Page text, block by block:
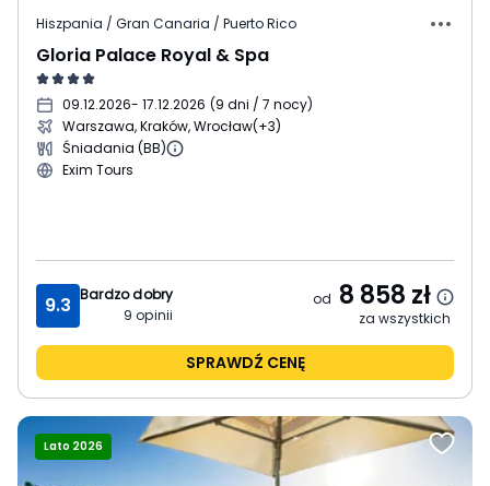
Hiszpania / Gran Canaria / Puerto Rico
Gloria Palace Royal & Spa
09.12.2026- 17.12.2026 (9 dni / 7 nocy)
Warszawa, Kraków, Wrocław(+3)
Śniadania (BB)
Exim Tours
9.3 Bardzo dobry
9 opinii
od 8 858 zł
za wszystkich
SPRAWDŹ CENĘ
Lato 2026